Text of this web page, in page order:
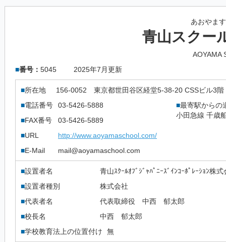
あおやま
青山スクー
AOYAMA
■番号： 5045 2025年7月更新
■所在地 156-0052
東京都世田谷区経堂5-38-20 CSSビル3階
■電話番号 03-5426-5888 ■最寄駅からの
小田急線 千歳
■FAX番号
03-5426-5889
■URL
http://www.aoyamaschool.com/
■E-Mail mail@aoyamaschool.com
■設置者名
青山ｽｸｰﾙｵﾌﾞｼﾞｬﾊﾟﾆｰｽﾞｲﾝｺｰﾎﾟﾚｰｼｮﾝ株式
■設置者種別
株式会社
■代表者名
代表取締役 中西 郁太郎
■校長名
中西 郁太郎
■学校教育法上の位置付け 無